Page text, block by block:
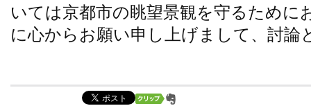
いては京都市の眺望景観を守るために
に心からお願い申し上げまして、討論